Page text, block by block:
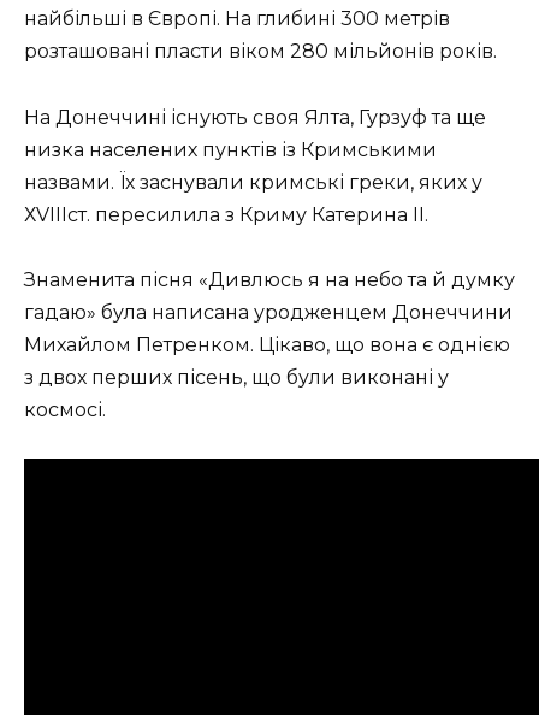
найбільші в Європі. На глибині 300 метрів
розташовані пласти віком 280 мільйонів років.
На Донеччині існують своя Ялта, Гурзуф та ще
низка населених пунктів із Кримськими
назвами. Їх заснували кримські греки, яких у
ХVІІІст. пересилила з Криму Катерина ІІ.
Знаменита пісня «Дивлюсь я на небо та й думку
гадаю» була написана уродженцем Донеччини
Михайлом Петренком. Цікаво, що вона є однією
з двох перших пісень, що були виконані у
космосі.